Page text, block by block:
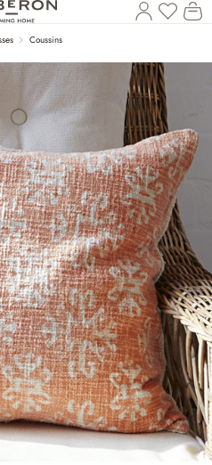
Vous
Coussins